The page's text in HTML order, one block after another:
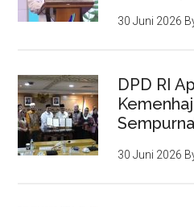
30 Juni 2026
DPD RI
30 Juni 2026